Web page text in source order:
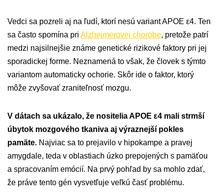
Vedci sa pozreli aj na ľudí, ktorí nesú variant APOE ε4. Ten
sa často spomína pri Alzheimerovej chorobe, pretože patrí
medzi najsilnejšie známe genetické rizikové faktory pri jej
sporadickej forme. Neznamená to však, že človek s týmto
variantom automaticky ochorie. Skôr ide o faktor, ktorý
môže zvyšovať zraniteľnosť mozgu.
V dátach sa ukázalo, že nositelia APOE ε4 mali strmší
úbytok mozgového tkaniva aj výraznejší pokles
pamäte. Najviac sa to prejavilo v hipokampe a pravej
amygdale, teda v oblastiach úzko prepojených s pamäťou
a spracovaním emócií. Na prvý pohľad by sa mohlo zdať,
že práve tento gén vysvetľuje veľkú časť problému.